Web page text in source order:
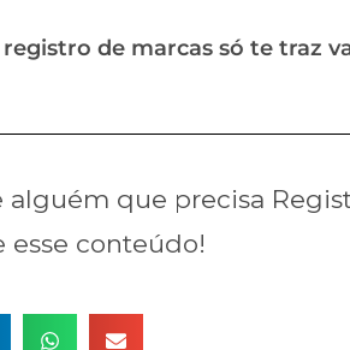
de marcas só te traz
alguém que precisa
esse conteúdo!